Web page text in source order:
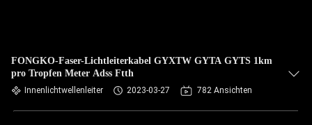
FONGKO-Faser-Lichtleiterkabel GYXTW GYTA GYTS 1km
pro Tropfen Meter Adss Ftth
Innenlichtwellenleiter 2023-03-27 782 Ansichten